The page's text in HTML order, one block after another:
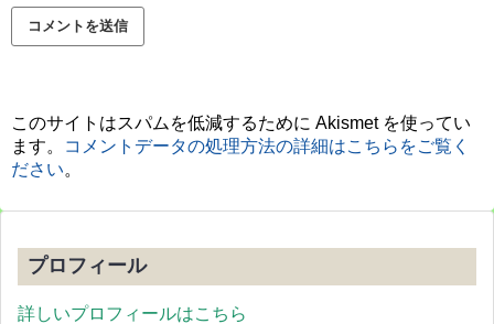
このサイトはスパムを低減するために Akismet を使ってい
ます。
コメントデータの処理方法の詳細はこちらをご覧く
ださい。
プロフィール
詳しいプロフィールはこちら